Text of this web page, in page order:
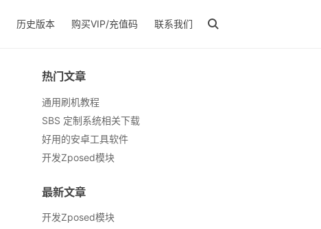
历史版本 购买VIP/充值码 联系我们
热门文章
通用刷机教程
SBS 定制系统相关下载
好用的安卓工具软件
开发Zposed模块
最新文章
开发Zposed模块